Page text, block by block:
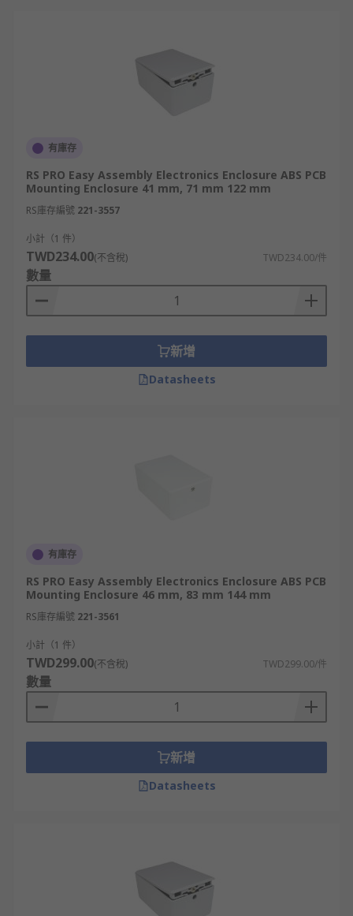
有庫存
RS PRO Easy Assembly Electronics Enclosure ABS PCB
Mounting Enclosure 41 mm, 71 mm 122 mm
RS庫存編號 221-3557
小計（1 件）
TWD234.00(不含稅) TWD234.00/件
數量
新增
Datasheets
有庫存
RS PRO Easy Assembly Electronics Enclosure ABS PCB
Mounting Enclosure 46 mm, 83 mm 144 mm
RS庫存編號 221-3561
小計（1 件）
TWD299.00(不含稅) TWD299.00/件
數量
新增
Datasheets